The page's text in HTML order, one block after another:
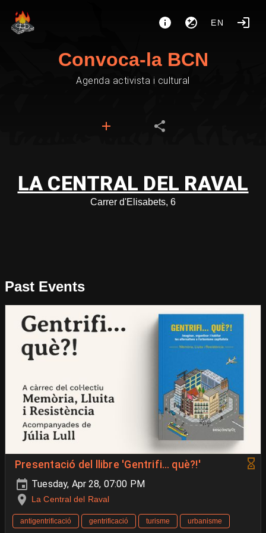
EN
Convoca-la BCN
Agenda activista i cultural
LA CENTRAL DEL RAVAL
Carrer d'Elisabets, 6
Past Events
Presentació del llibre 'Gentrifi… què?!'
Tuesday, Apr 28, 07:00 PM
La Central del Raval
antigentrificació gentrificació turisme urbanisme